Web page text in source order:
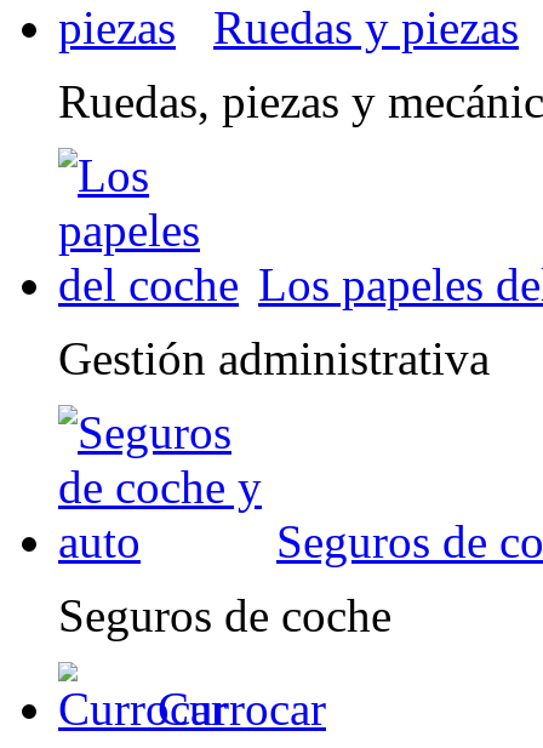
Ruedas y piezas
Ruedas, piezas y
Los papeles
Gestión administrativa
Seguros de
Seguros de coche
Currocar